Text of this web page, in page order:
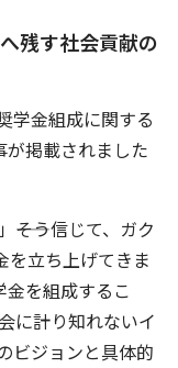
残す社会貢献の
学金組成に関する
掲載されました
そう信じて、ガク
を立ち上げてきま
を組成するこ
に計り知れないイ
ビジョンと具体的